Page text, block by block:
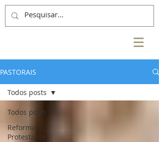
PASTORAIS
Todos posts
Reforma
Protestante
Todos posts